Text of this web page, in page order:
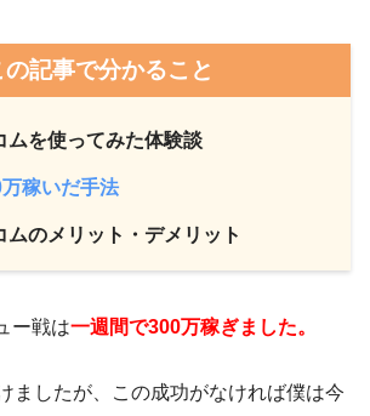
の記事で分かること
ムを使ってみた体験談
稼いだ手法
ムのメリット・デメリット
ー戦は一週間で300万稼ぎました。
ましたが、この成功がなければ僕は今